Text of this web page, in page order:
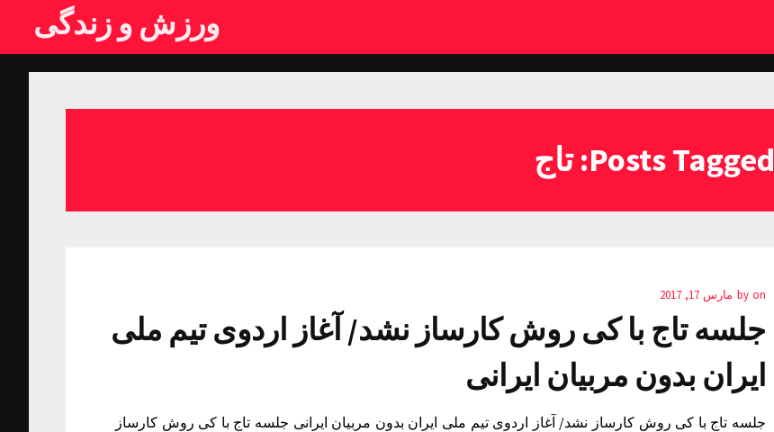
ورزش و زندگی
Posts Tagged: تاج
by on مارس 17, 2017
جلسه تاج با کی روش کارساز نشد/ آغاز اردوی تیم ملی
ایران بدون مربیان ایرانی
جلسه تاج با کی روش کارساز نشد/ آغاز اردوی تیم ملی ایران بدون مربیان ایرانی جلسه تاج با کی روش کارساز